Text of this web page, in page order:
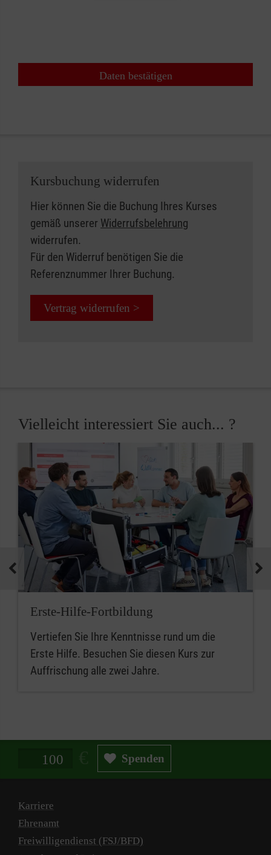
Daten bestätigen
Kursbuchung widerrufen
Hier können Sie die Buchung Ihres Kurses
gemäß unserer Widerrufsbelehrung
widerrufen.
Für den Widerruf benötigen Sie die
Referenznummer Ihrer Buchung.
Vertrag widerrufen >
Vielleicht interessiert Sie auch... ?
Erste-Hilfe-Fortbildung
Vertiefen Sie Ihre Kenntnisse rund um die
Erste Hilfe. Besuchen Sie diesen Kurs zur
Auffrischung alle zwei Jahre.
Spendenbetrag in Euro Spenden
Karriere
Ehrenamt
Freiwilligendienst (FSJ/BFD)